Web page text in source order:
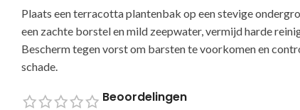
Plaats een terracotta plantenbak op een stevige
een zachte borstel en mild zeepwater, vermijd harde
Bescherm tegen vorst om barsten te voorkomen en
Beoordelingen